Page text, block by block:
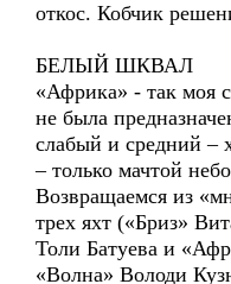
откос. Кобчик
БЕЛЫЙ ШКВАЛ
«Африка» - так моя
не была
слабый и средний –
– только мачтой
Возвращаемся из
трех яхт («Бриз»
Толи Батуева и
«Волна» Володи